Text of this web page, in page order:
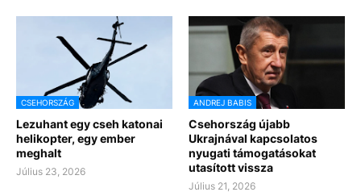
CSEHORSZÁG
Lezuhant egy cseh katonai
helikopter, egy ember
meghalt
Július 23, 2026
ANDREJ BABIS
Csehország újabb
Ukrajnával kapcsolatos
nyugati támogatásokat
utasított vissza
Július 21, 2026